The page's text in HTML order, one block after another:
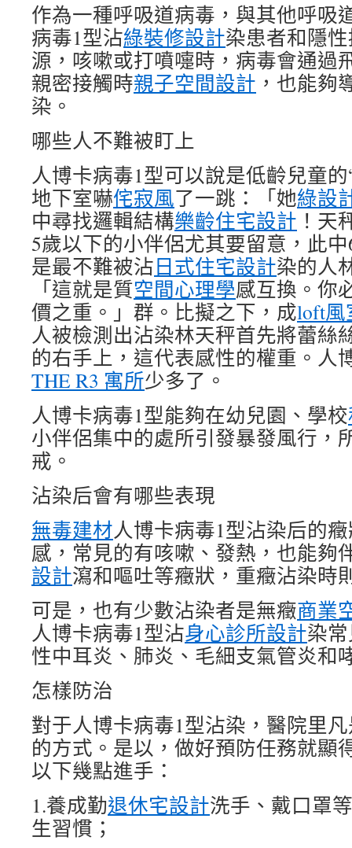
作為一種呼吸道病毒，與其他呼吸
病毒1型沾綠裝修設計染患者和隱
源，咳嗽或打噴嚏時，病毒會通過
親密接觸時親子空間設計 ，也能夠
染。
哪些人不難被盯上
人博卡病毒1型可以說是低齡兒童
地下室嚇侘寂風了一跳：「她綠設
中尋找邏輯結構樂齡住宅設計 ！天
5歲以下的小伴侶尤其要留意，此
是最不難被沾日式住宅設計染的人
「這就是質空間心理學感互換。你
價之重。」群。比擬之下，成loft風
人被檢測出沾染林天秤首先將蕾絲
的右手上，這代表感性的權重。人
THE R3 寓所少多了。
人博卡病毒1型能夠在幼兒園、學校
小伴侶集中的處所引發暴發風行，
戒。
沾染后會有哪些表現
無毒建材人博卡病毒1型沾染后的
感，常見的有咳嗽、發熱，也能夠
設計瀉和嘔吐等癥狀，重癥沾染時
可是，也有少數沾染者是無癥商業
人博卡病毒1型沾身心診所設計染
性中耳炎、肺炎、毛細支氣管炎和
怎樣防治
對于人博卡病毒1型沾染，醫院里
的方式。是以，做好預防任務就顯
以下幾點進手：
1.養成勤退休宅設計洗手、戴口罩
生習慣；